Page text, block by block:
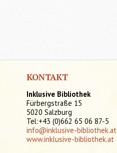
KONTAKT
Inklusive Bibliothek
Fürbergstraße 15
5020 Salzburg
Tel:+43 (0)662 65 06 87-5
info@inklusive-bibliothek.at
www.inklusive-bibliothek.at